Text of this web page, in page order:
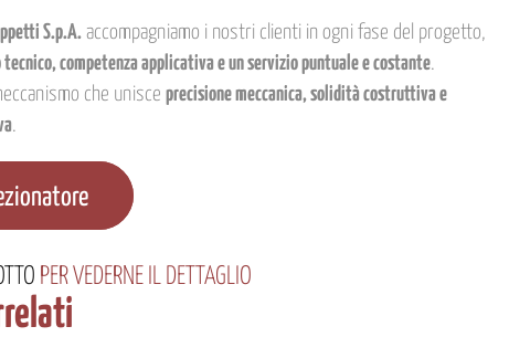
S.p.A. accompagniamo i nostri clienti in ogni fase del progetto,
tecnico, competenza applicativa e un servizio puntuale e costante.
che unisce precisione meccanica, solidità costruttiva e
.
PER VEDERNE IL DETTAGLIO